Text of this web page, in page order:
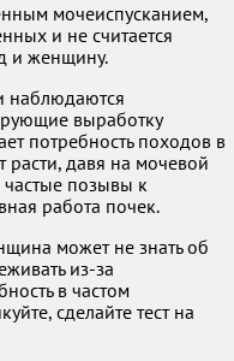
мочеиспусканием,
и не считается
и женщину.
наблюдаются
выработку
потребность походов в
расти, давя на мочевой
частые позывы к
работа почек.
может не знать об
из-за
в частом
сделайте тест на